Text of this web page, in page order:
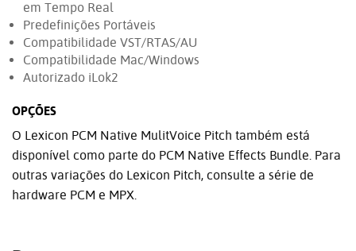
em Tempo Real
Predefinições Portáveis
Compatibilidade VST/RTAS/AU
Compatibilidade Mac/Windows
Autorizado iLok2
OPÇÕES
O Lexicon PCM Native MulitVoice Pitch também está
disponível como parte do PCM Native Effects Bundle. Para
outras variações do Lexicon Pitch, consulte a série de
hardware PCM e MPX.